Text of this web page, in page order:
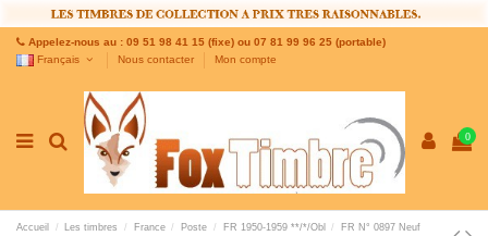
Appelez-nous au : 09 51 98 41 15 (fixe) ou 07 81 99 96 25 (portable)
Français
Nous contacter Mon compte
0
Accueil Les timbres France Poste FR 1950-1959 **/*/Obl
FR N° 0897 Neuf